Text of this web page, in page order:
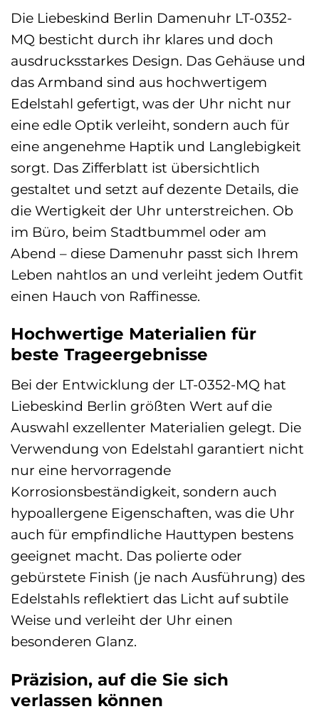
Die Liebeskind Berlin Damenuhr LT-0352-
MQ besticht durch ihr klares und doch
ausdrucksstarkes Design. Das Gehäuse und
das Armband sind aus hochwertigem
Edelstahl gefertigt, was der Uhr nicht nur
eine edle Optik verleiht, sondern auch für
eine angenehme Haptik und Langlebigkeit
sorgt. Das Zifferblatt ist übersichtlich
gestaltet und setzt auf dezente Details, die
die Wertigkeit der Uhr unterstreichen. Ob
im Büro, beim Stadtbummel oder am
Abend – diese Damenuhr passt sich Ihrem
Leben nahtlos an und verleiht jedem Outfit
einen Hauch von Raffinesse.
Hochwertige Materialien für
beste Trageergebnisse
Bei der Entwicklung der LT-0352-MQ hat
Liebeskind Berlin größten Wert auf die
Auswahl exzellenter Materialien gelegt. Die
Verwendung von Edelstahl garantiert nicht
nur eine hervorragende
Korrosionsbeständigkeit, sondern auch
hypoallergene Eigenschaften, was die Uhr
auch für empfindliche Hauttypen bestens
geeignet macht. Das polierte oder
gebürstete Finish (je nach Ausführung) des
Edelstahls reflektiert das Licht auf subtile
Weise und verleiht der Uhr einen
besonderen Glanz.
Präzision, auf die Sie sich
verlassen können